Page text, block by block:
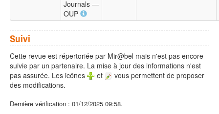
Journals —
OUP
Suivi
Cette revue est répertoriée par Mir@bel mais n'est pas encore
suivie par un partenaire. La mise à jour des informations n'est
pas assurée. Les icônes
et
vous permettent de proposer
des modifications.
Dernière vérification : 01/12/2025 09:58.